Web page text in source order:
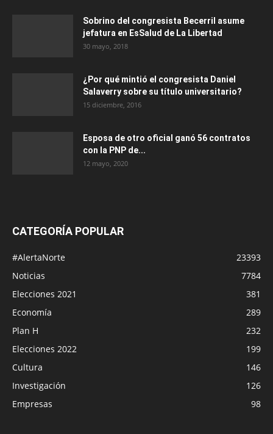
Sobrino del congresista Becerril asume
jefatura en EsSalud de La Libertad
30 mayo, 2018
¿Por qué mintió el congresista Daniel
Salaverry sobre su título universitario?
15 diciembre, 2016
Esposa de otro oficial ganó 56 contratos
con la PNP de...
12 mayo, 2020
CATEGORÍA POPULAR
#AlertaNorte
23393
Noticias
7784
Elecciones 2021
381
Economía
289
Plan H
232
Elecciones 2022
199
Cultura
146
Investigación
126
Empresas
98